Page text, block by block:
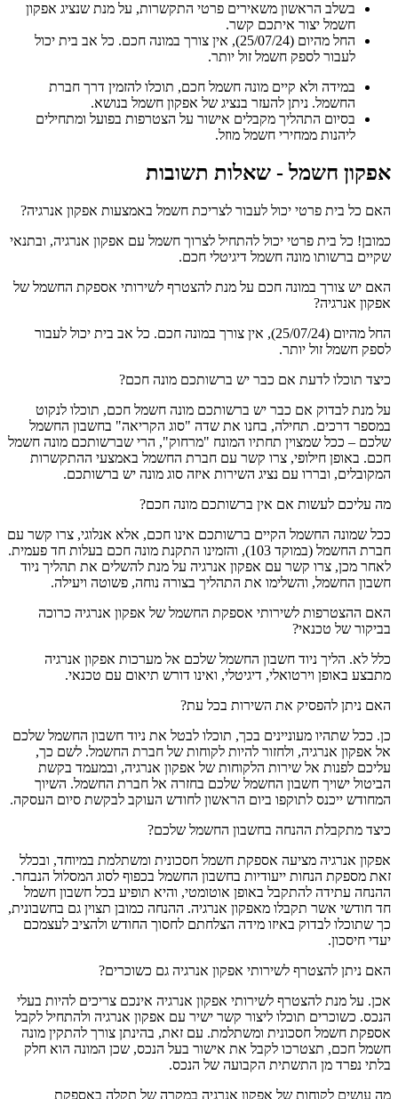
בשלב הראשון משאירים פרטי התקשרות, על מנת שנציג אפקון
חשמל יצור איתכם קשר.
החל מהיום (25/07/24), אין צורך במונה חכם. כל אב בית יכול
לעבור לספק חשמל זול יותר.
במידה ולא קיים מונה חשמל חכם, תוכלו להזמין דרך חברת
החשמל. ניתן להעזר בנציג של אפקון חשמל בנושא.
בסיום התהליך מקבלים אישור על הצטרפות בפועל ומתחילים
ליהנות ממחירי חשמל מוזל.
אפקון חשמל - שאלות תשובות​
האם כל בית פרטי יכול לעבור לצריכת חשמל באמצעות אפקון אנרגיה?
כמובן! כל בית פרטי יכול להתחיל לצרוך חשמל עם אפקון אנרגיה, ובתנאי
שקיים ברשותו מונה חשמל דיגיטלי חכם.
האם יש צורך במונה חכם על מנת להצטרף לשירותי אספקת החשמל של
אפקון אנרגיה?
החל מהיום (25/07/24), אין צורך במונה חכם. כל אב בית יכול לעבור
לספק חשמל זול יותר.
כיצד תוכלו לדעת אם כבר יש ברשותכם מונה חכם?
על מנת לבדוק אם כבר יש ברשותכם מונה חשמל חכם, תוכלו לנקוט
במספר דרכים. תחילה, בחנו את שדה "סוג הקריאה" בחשבון החשמל
שלכם – ככל שמצוין תחתיו המונח "מרחוק", הרי שברשותכם מונה חשמל
חכם. באופן חילופי, צרו קשר עם חברת החשמל באמצעי ההתקשרות
המקובלים, ובררו עם נציג השירות איזה סוג מונה יש ברשותכם.
מה עליכם לעשות אם אין ברשותכם מונה חכם?
ככל שמונה החשמל הקיים ברשותכם אינו חכם, אלא אנלוגי, צרו קשר עם
חברת החשמל (במוקד 103), והזמינו התקנת מונה חכם בעלות חד פעמית.
לאחר מכן, צרו קשר עם אפקון אנרגיה על מנת להשלים את תהליך ניוד
חשבון החשמל, והשלימו את התהליך בצורה נוחה, פשוטה ויעילה.
האם ההצטרפות לשירותי אספקת החשמל של אפקון אנרגיה כרוכה
בביקור של טכנאי?
כלל לא. הליך ניוד חשבון החשמל שלכם אל מערכות אפקון אנרגיה
מתבצע באופן וירטואלי, דיגיטלי, ואינו דורש תיאום עם טכנאי.
האם ניתן להפסיק את השירות בכל עת?
כן. ככל שתהיו מעוניינים בכך, תוכלו לבטל את ניוד חשבון החשמל שלכם
אל אפקון אנרגיה, ולחזור להיות לקוחות של חברת החשמל. לשם כך,
עליכם לפנות אל שירות הלקוחות של אפקון אנרגיה, ובמעמד בקשת
הביטול ישויך חשבון החשמל שלכם בחזרה אל חברת החשמל. השיוך
המחודש ייכנס לתוקפו ביום הראשון לחודש העוקב לבקשת סיום העסקה.
כיצד מתקבלת ההנחה בחשבון החשמל שלכם?
אפקון אנרגיה מציעה אספקת חשמל חסכונית ומשתלמת במיוחד, ובכלל
זאת מספקת הנחות ייעודיות בחשבון החשמל בכפוף לסוג המסלול הנבחר.
ההנחה עתידה להתקבל באופן אוטומטי, והיא תופיע בכל חשבון חשמל
חד חודשי אשר תקבלו מאפקון אנרגיה. ההנחה כמובן תצוין גם בחשבונית,
כך שתוכלו לבדוק באיזו מידה הצלחתם לחסוך החודש ולהציב לעצמכם
יעדי חיסכון.
האם ניתן להצטרף לשירותי אפקון אנרגיה גם כשוכרים?
אכן. על מנת להצטרף לשירותי אפקון אנרגיה אינכם צריכים להיות בעלי
הנכס. כשוכרים תוכלו ליצור קשר ישיר עם אפקון אנרגיה ולהתחיל לקבל
אספקת חשמל חסכונית ומשתלמת. עם זאת, בהינתן צורך להתקין מונה
חשמל חכם, תצטרכו לקבל את אישור בעל הנכס, שכן המונה הוא חלק
בלתי נפרד מן התשתית הקבועה של הנכס.
מה עושים לקוחות של אפקון אנרגיה במקרה של תקלה באספקת